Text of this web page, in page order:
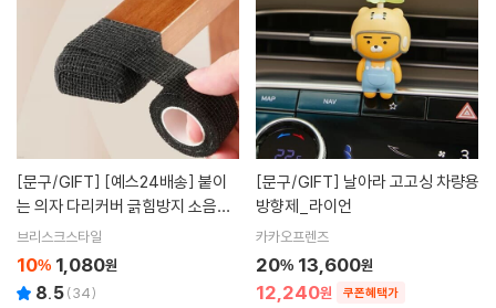
[문구/GIFT]
는 의자 다리커버 긁힘방지 소음방
지 테이프
브리스크스타일
10% 1,080원
8.5(34)
[문구/GIFT]
방향제_라이언
카카오프렌즈
12,240원 쿠폰혜택가
20% 13,600원